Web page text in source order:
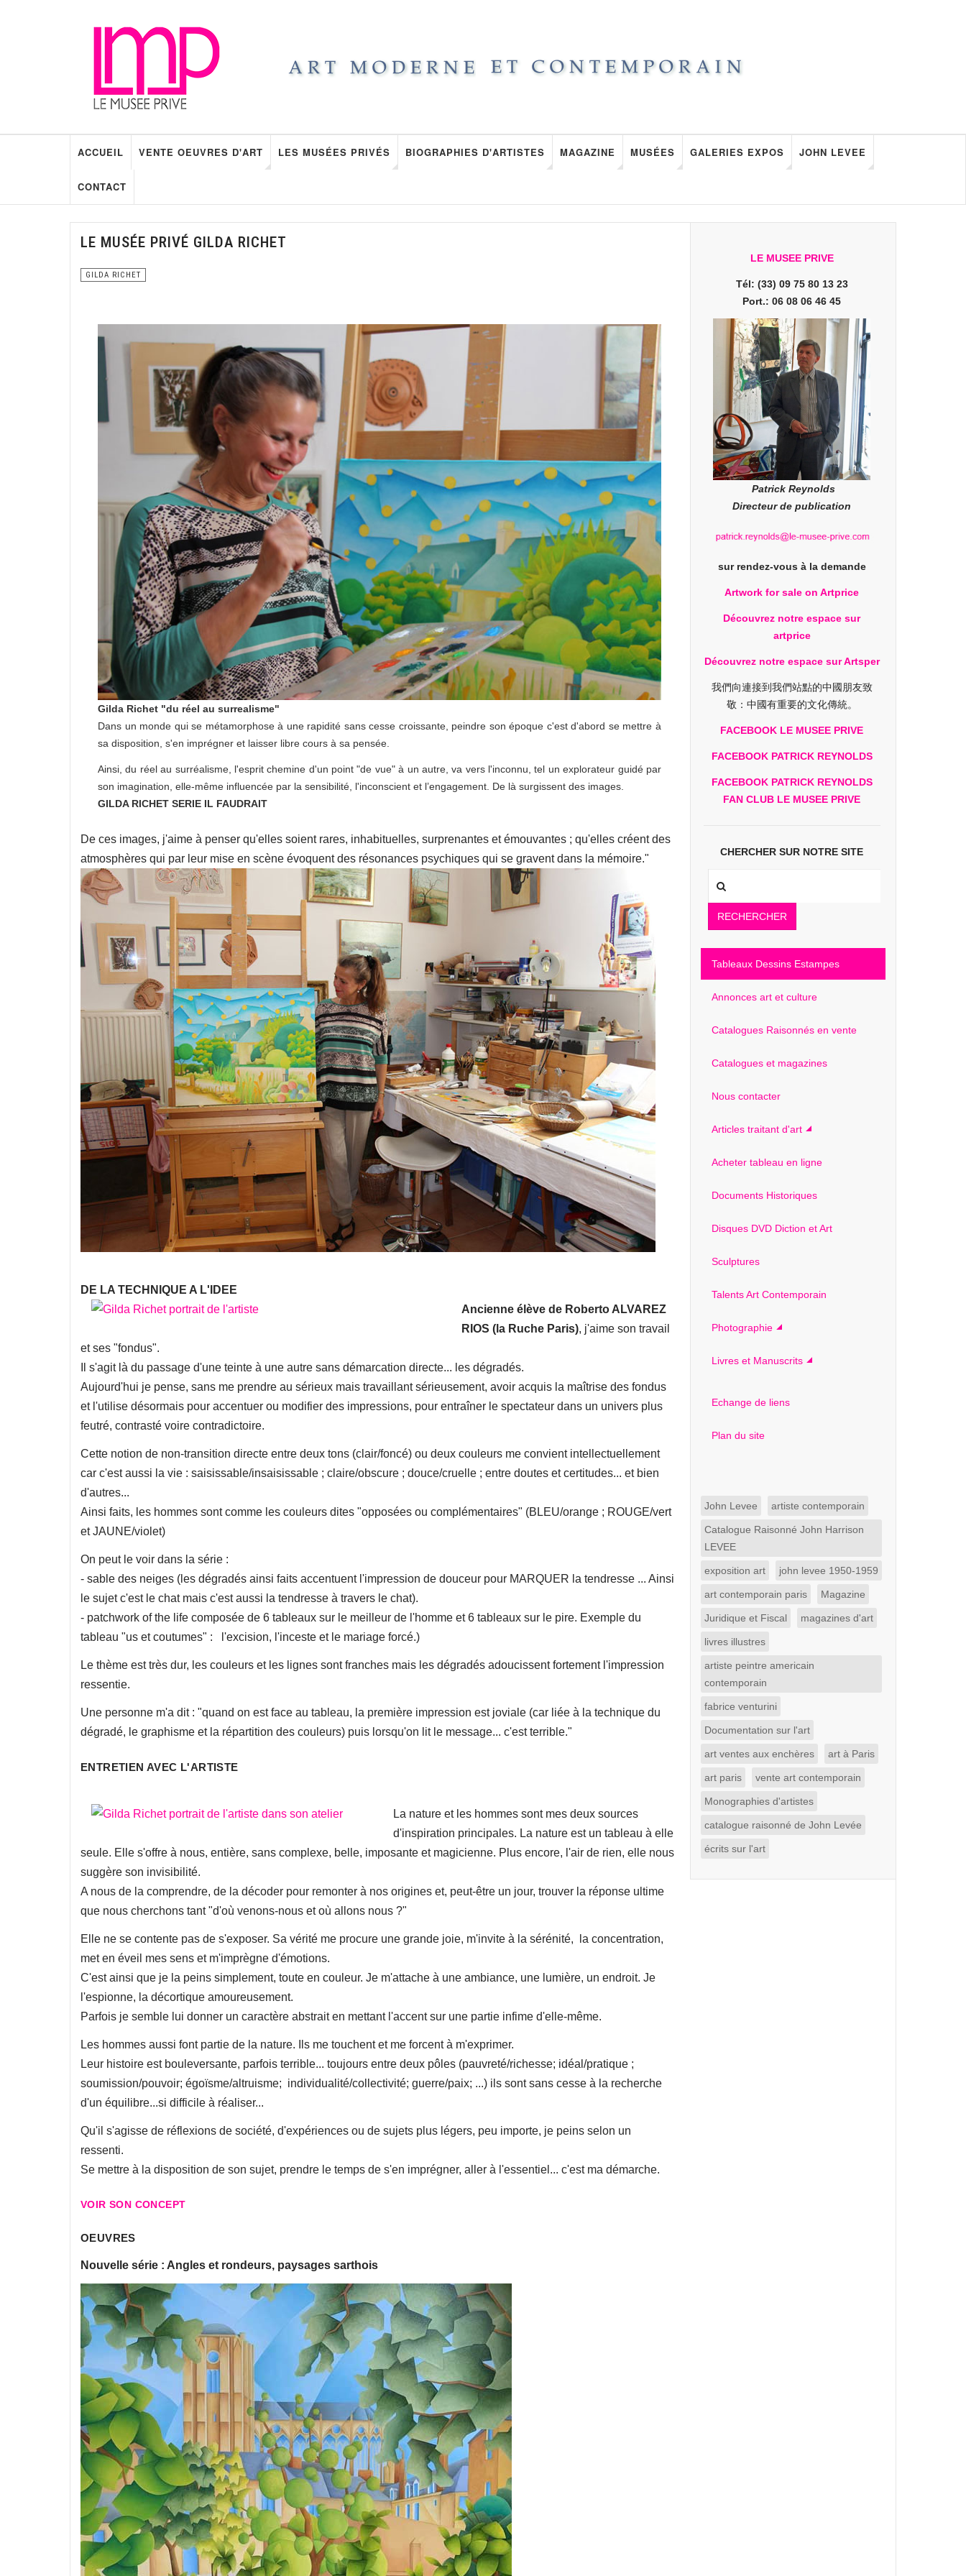
ACCUEIL VENTE OEUVRES D'ART LES MUSÉES PRIVÉS BIOGRAPHIES D'ARTISTES MAGAZINE MUSÉES GALERIES EXPOS JOHN LEVEE
CONTACT
LE MUSÉE PRIVÉ GILDA RICHET
GILDA RICHET
Gilda Richet "du réel au surrealisme"
Dans un monde qui se métamorphose à une rapidité sans cesse croissante, peindre son époque c'est d'abord se mettre à
sa disposition, s'en imprégner et laisser libre cours à sa pensée.
Ainsi, du réel au surréalisme, l'esprit chemine d'un point "de vue" à un autre, va vers l'inconnu, tel un explorateur guidé par
son imagination, elle-même influencée par la sensibilité, l'inconscient et l’engagement. De là surgissent des images.
GILDA RICHET SERIE IL FAUDRAIT
De ces images, j'aime à penser qu'elles soient rares, inhabituelles, surprenantes et émouvantes ; qu'elles créent des
atmosphères qui par leur mise en scène évoquent des résonances psychiques qui se gravent dans la mémoire."
DE LA TECHNIQUE A L'IDEE
Ancienne élève de Roberto ALVAREZ
RIOS (la Ruche Paris), j'aime son travail
et ses "fondus".
Il s'agit là du passage d'une teinte à une autre sans démarcation directe... les dégradés.
Aujourd'hui je pense, sans me prendre au sérieux mais travaillant sérieusement, avoir acquis la maîtrise des fondus
et l'utilise désormais pour accentuer ou modifier des impressions, pour entraîner le spectateur dans un univers plus
feutré, contrasté voire contradictoire.
Cette notion de non-transition directe entre deux tons (clair/foncé) ou deux couleurs me convient intellectuellement
car c'est aussi la vie : saisissable/insaisissable ; claire/obscure ; douce/cruelle ; entre doutes et certitudes... et bien
d'autres...
Ainsi faits, les hommes sont comme les couleurs dites "opposées ou complémentaires" (BLEU/orange ; ROUGE/vert
et JAUNE/violet)
On peut le voir dans la série :
- sable des neiges (les dégradés ainsi faits accentuent l'impression de douceur pour MARQUER la tendresse ... Ainsi
le sujet c'est le chat mais c'est aussi la tendresse à travers le chat).
- patchwork of the life composée de 6 tableaux sur le meilleur de l'homme et 6 tableaux sur le pire. Exemple du
tableau "us et coutumes" : l'excision, l'inceste et le mariage forcé.)
Le thème est très dur, les couleurs et les lignes sont franches mais les dégradés adoucissent fortement l'impression
ressentie.
Une personne m'a dit : "quand on est face au tableau, la première impression est joviale (car liée à la technique du
dégradé, le graphisme et la répartition des couleurs) puis lorsqu'on lit le message... c'est terrible."
ENTRETIEN AVEC L'ARTISTE
La nature et les hommes sont mes deux sources
d'inspiration principales. La nature est un tableau à elle
seule. Elle s'offre à nous, entière, sans complexe, belle, imposante et magicienne. Plus encore, l'air de rien, elle nous
suggère son invisibilité.
A nous de la comprendre, de la décoder pour remonter à nos origines et, peut-être un jour, trouver la réponse ultime
que nous cherchons tant "d'où venons-nous et où allons nous ?"
Elle ne se contente pas de s'exposer. Sa vérité me procure une grande joie, m'invite à la sérénité, la concentration,
met en éveil mes sens et m'imprègne d'émotions.
C'est ainsi que je la peins simplement, toute en couleur. Je m'attache à une ambiance, une lumière, un endroit. Je
l'espionne, la décortique amoureusement.
Parfois je semble lui donner un caractère abstrait en mettant l'accent sur une partie infime d'elle-même.
Les hommes aussi font partie de la nature. Ils me touchent et me forcent à m'exprimer.
Leur histoire est bouleversante, parfois terrible... toujours entre deux pôles (pauvreté/richesse; idéal/pratique ;
soumission/pouvoir; égoïsme/altruisme; individualité/collectivité; guerre/paix; ...) ils sont sans cesse à la recherche
d'un équilibre...si difficile à réaliser...
Qu'il s'agisse de réflexions de société, d'expériences ou de sujets plus légers, peu importe, je peins selon un
ressenti.
Se mettre à la disposition de son sujet, prendre le temps de s'en imprégner, aller à l'essentiel... c'est ma démarche.
VOIR SON CONCEPT
OEUVRES
Nouvelle série : Angles et rondeurs, paysages sarthois
LE MUSEE PRIVE
Tél: (33) 09 75 80 13 23
Port.: 06 08 06 46 45
Patrick Reynolds
Directeur de publication
sur rendez-vous à la demande
Artwork for sale on Artprice
Découvrez notre espace sur
artprice
Découvrez notre espace sur Artsper
我們向連接到我們站點的中國朋友致
敬：中國有重要的文化傳統。
FACEBOOK LE MUSEE PRIVE
FACEBOOK PATRICK REYNOLDS
FACEBOOK PATRICK REYNOLDS
FAN CLUB LE MUSEE PRIVE
CHERCHER SUR NOTRE SITE
RECHERCHER
Tableaux Dessins Estampes
Annonces art et culture
Catalogues Raisonnés en vente
Catalogues et magazines
Nous contacter
Articles traitant d'art
Acheter tableau en ligne
Documents Historiques
Disques DVD Diction et Art
Sculptures
Talents Art Contemporain
Photographie
Livres et Manuscrits
Echange de liens
Plan du site
John Levee artiste contemporain
Catalogue Raisonné John Harrison
LEVEE
exposition art john levee 1950-1959
art contemporain paris Magazine
Juridique et Fiscal magazines d'art
livres illustres
artiste peintre americain
contemporain
fabrice venturini
Documentation sur l'art
art ventes aux enchères art à Paris
art paris vente art contemporain
Monographies d'artistes
catalogue raisonné de John Levée
écrits sur l'art